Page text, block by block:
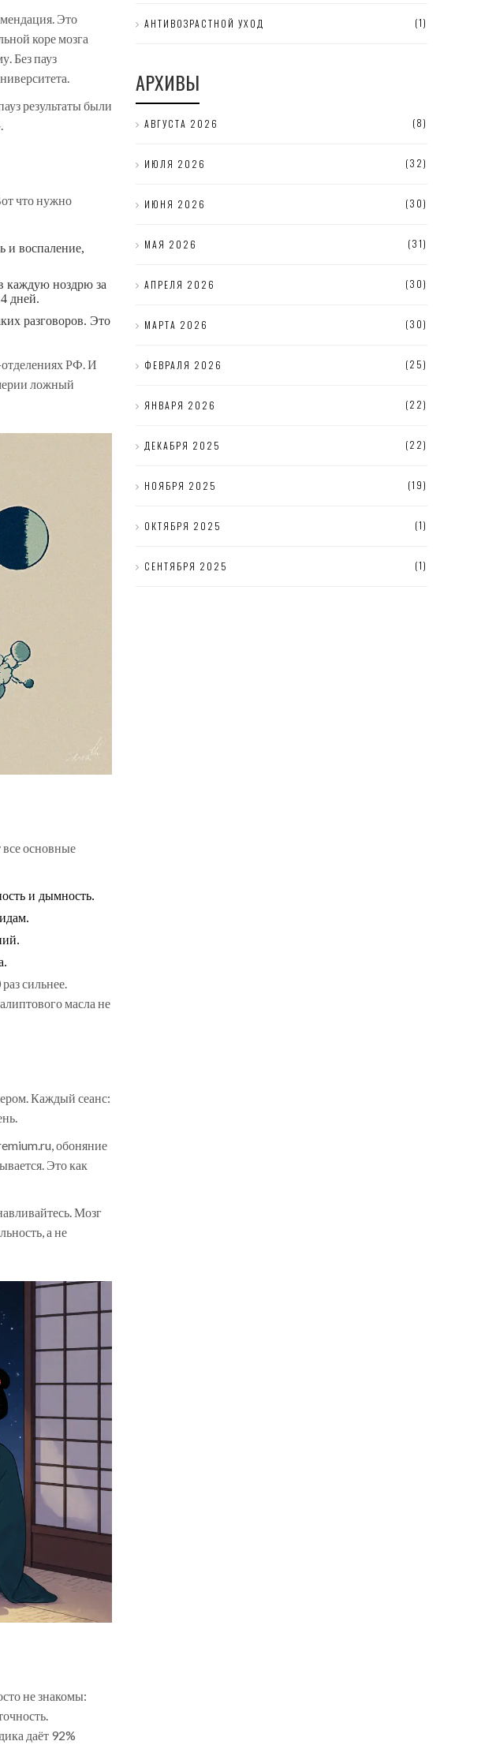
Это
коре мозга
Без пауз
результаты были
что нужно
и воспаление,
каждую ноздрю за
дней.
разговоров. Это
РФ. И
ложный
все основные
и дымность.
сильнее.
масла не
Каждый сеанс:
обоняние
Это как
Мозг
а не
не знакомы:
даёт 92%
АНТИВОЗРАСТНОЙ УХОД (1)
АРХИВЫ
АВГУСТА 2026 (8)
ИЮЛЯ 2026 (32)
ИЮНЯ 2026 (30)
МАЯ 2026 (31)
АПРЕЛЯ 2026 (30)
МАРТА 2026 (30)
ФЕВРАЛЯ 2026 (25)
ЯНВАРЯ 2026 (22)
ДЕКАБРЯ 2025 (22)
НОЯБРЯ 2025 (19)
ОКТЯБРЯ 2025 (1)
СЕНТЯБРЯ 2025 (1)